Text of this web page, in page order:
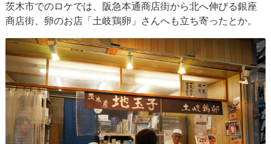
茨木市でのロケでは、阪急本通商店街から北へ伸びる銀座
商店街、卵のお店「土岐鶏卵」さんへも立ち寄ったとか。